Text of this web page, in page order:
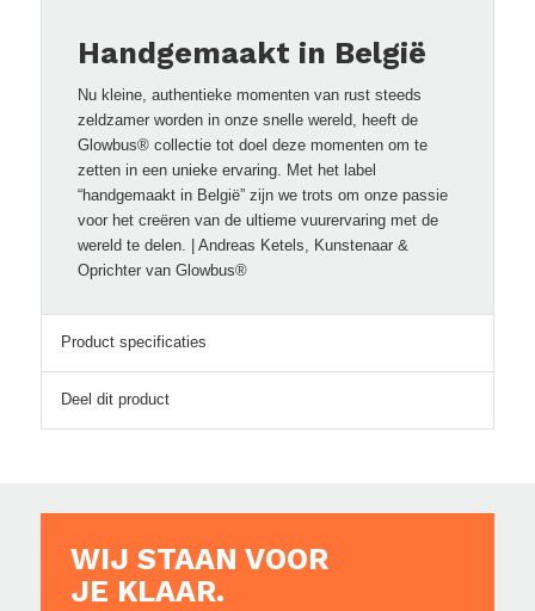
Handgemaakt in België
Nu kleine, authentieke momenten van rust steeds
zeldzamer worden in onze snelle wereld, heeft de
Glowbus® collectie tot doel deze momenten om te
zetten in een unieke ervaring. Met het label
“handgemaakt in België” zijn we trots om onze passie
voor het creëren van de ultieme vuurervaring met de
wereld te delen. | Andreas Ketels, Kunstenaar &
Oprichter van Glowbus®
Product specificaties
Deel dit product
WIJ STAAN VOOR
JE KLAAR.